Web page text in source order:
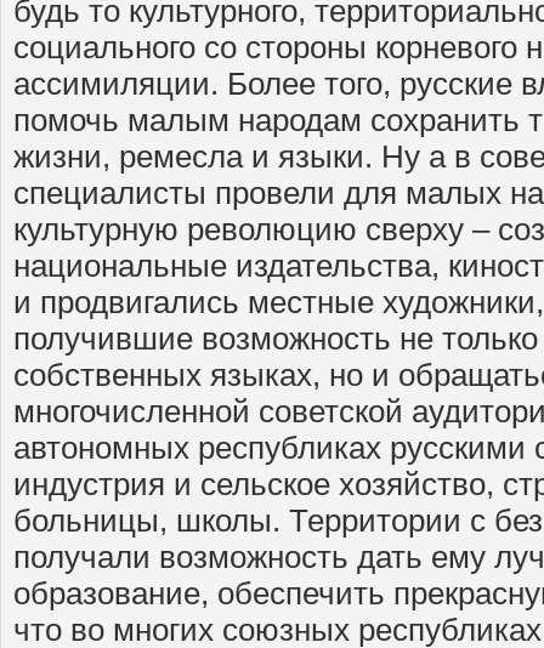
будь то культурного,
социального со стороны корневого
ассимиляции. Более того, русские
помочь малым народам сохранить
жизни, ремесла и языки. Ну а в
специалисты провели для малых
культурную революцию сверху –
национальные издательства,
и продвигались местные
получившие возможность не только
собственных языках, но и
многочисленной советской
автономных республиках
индустрия и сельское хозяйство,
больницы, школы. Территории с
получали возможность дать ему
образование, обеспечить
что во многих союзных